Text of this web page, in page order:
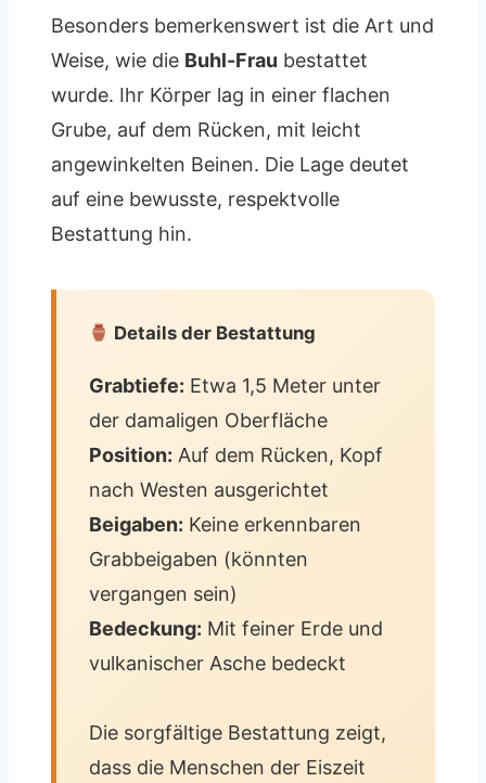
Besonders bemerkenswert ist die Art und
Weise, wie die Buhl-Frau bestattet
wurde. Ihr Körper lag in einer flachen
Grube, auf dem Rücken, mit leicht
angewinkelten Beinen. Die Lage deutet
auf eine bewusste, respektvolle
Bestattung hin.
Details der Bestattung
Grabtiefe: Etwa 1,5 Meter unter
der damaligen Oberfläche
Position: Auf dem Rücken, Kopf
nach Westen ausgerichtet
Beigaben: Keine erkennbaren
Grabbeigaben (könnten
vergangen sein)
Bedeckung: Mit feiner Erde und
vulkanischer Asche bedeckt
Die sorgfältige Bestattung zeigt,
dass die Menschen der Eiszeit